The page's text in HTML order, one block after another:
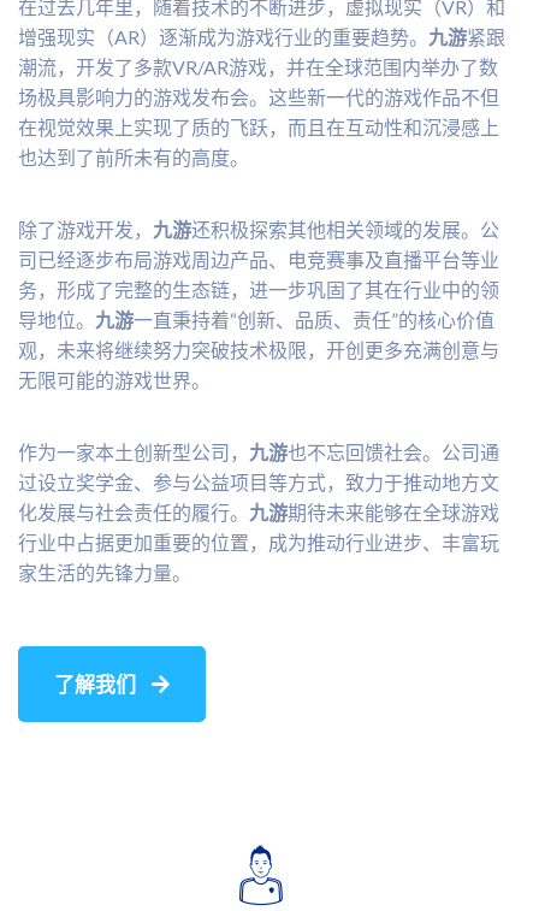
在过去几年里，随着技术的不断进步，虚拟现实（VR）和
增强现实（AR）逐渐成为游戏行业的重要趋势。 九游紧跟
潮流，开发了多款VR/AR游戏，并在全球范围内举办了数
场极具影响力的游戏发布会。这些新一代的游戏作品不但
在视觉效果上实现了质的飞跃，而且在互动性和沉浸感上
也达到了前所未有的高度。
除了游戏开发， 九游还积极探索其他相关领域的发展。公
司已经逐步布局游戏周边产品、电竞赛事及直播平台等业
务，形成了完整的生态链，进一步巩固了其在行业中的领
导地位。 九游一直秉持着“创新、品质、责任”的核心价值
观，未来将继续努力突破技术极限，开创更多充满创意与
无限可能的游戏世界。
作为一家本土创新型公司， 九游也不忘回馈社会。公司通
过设立奖学金、参与公益项目等方式，致力于推动地方文
化发展与社会责任的履行。 九游期待未来能够在全球游戏
行业中占据更加重要的位置，成为推动行业进步、丰富玩
家生活的先锋力量。
了解我们